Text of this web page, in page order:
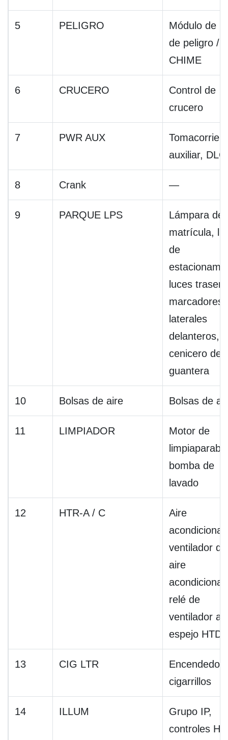
5 PELIGRO
Módulo de
de peligro /
CHIME
6 CRUCERO
Control de
crucero
7 PWR AUX
auxiliar, DLC
8 Crank —
9 PARQUE LPS
Lámpara de
matrícula,
de
luces
marcadores
laterales
delanteros,
cenicero de
guantera
10 Bolsas de aire Bolsas de
11 LIMPIADOR
Motor de
bomba de
lavado
12 HTR-A / C
Aire
ventilador de
aire
relé de
ventilador
espejo HTD
13 CIG LTR
Encendedor
cigarrillos
14 ILLUM
Grupo IP,
controles